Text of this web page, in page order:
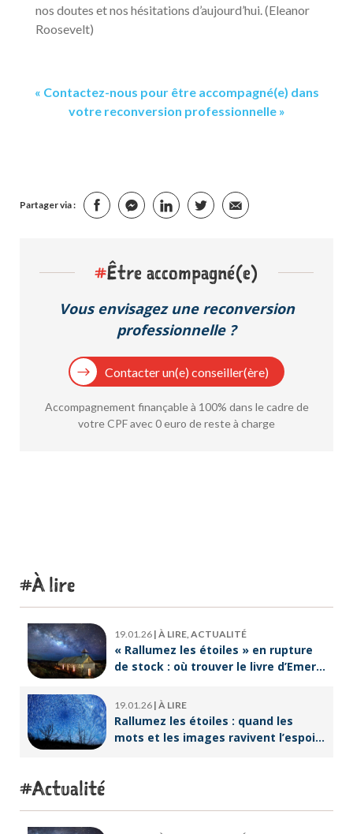
nos doutes et nos hésitations d’aujourd’hui. (Eleanor
Roosevelt)
« Contactez-nous pour être accompagné(e) dans
votre reconversion professionnelle »
Partager via :
#Être accompagné(e)
Vous envisagez une reconversion
professionnelle ?
Contacter un(e) conseiller(ère)
Accompagnement finançable à 100% dans le cadre de
votre CPF avec 0 euro de reste à charge
À lire
19.01.26 | À LIRE, ACTUALITÉ
« Rallumez les étoiles » en rupture
de stock : où trouver le livre d’Emeric
19.01.26 | À LIRE
Rallumez les étoiles : quand les
mots et les images ravivent l’espoir
Actualité